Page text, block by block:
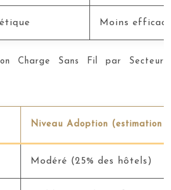
Moins efficace
Charge Sans Fil par Secteur
Niveau Adoption (estimation
Modéré (25% des hôtels)